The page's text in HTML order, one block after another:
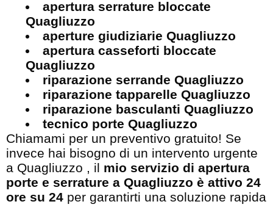
apertura serrature bloccate
Quagliuzzo
aperture giudiziarie Quagliuzzo
apertura casseforti bloccate
Quagliuzzo
riparazione serrande Quagliuzzo
riparazione tapparelle Quagliuzzo
riparazione basculanti Quagliuzzo
tecnico porte Quagliuzzo
Chiamami per un preventivo gratuito! Se
invece hai bisogno di un intervento urgente
a Quagliuzzo , il mio servizio di apertura
porte e serrature a Quagliuzzo è attivo 24
ore su 24 per garantirti una soluzione rapida